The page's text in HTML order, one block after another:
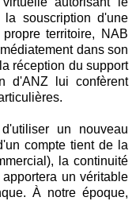
souscription d'une
territoire, NAB
dans son
réception du support
d'ANZ lui confèrent
un nouveau
compte tient de la
la continuité
un véritable
À notre époque,